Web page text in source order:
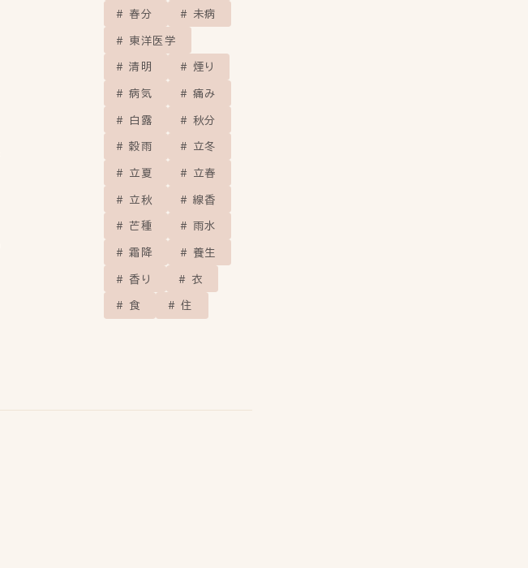
春分 未病
東洋医学
清明 煙り
病気 痛み
白露 秋分
穀雨 立冬
立夏 立春
立秋 線香
芒種 雨水
霜降 養生
香り 衣
食 住